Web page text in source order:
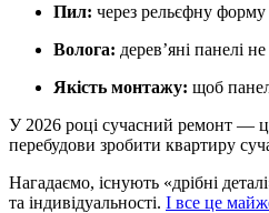
Пил: через рельєфну
Волога: дерев’яні панелі
Якість монтажу: щоб
У 2026 році сучасний ремонт —
перебудови зробити квартиру
Нагадаємо, існують «дрібні
та індивідуальності. І все це